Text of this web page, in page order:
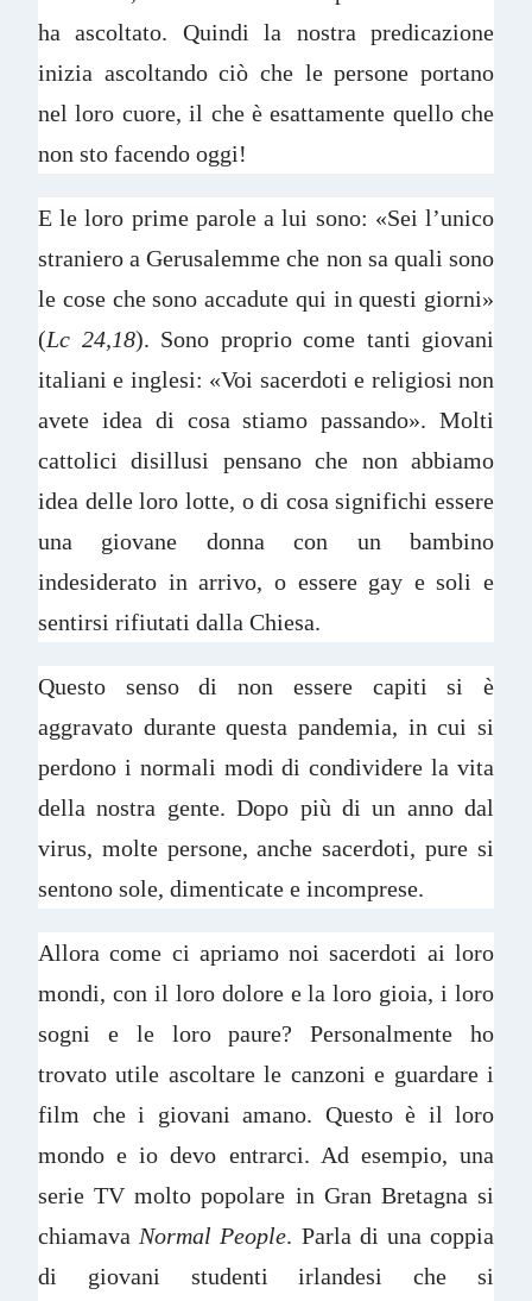
ha ascoltato. Quindi la nostra predicazione
inizia ascoltando ciò che le persone portano
nel loro cuore, il che è esattamente quello che
non sto facendo oggi!
E le loro prime parole a lui sono: «Sei l’unico
straniero a Gerusalemme che non sa quali sono
le cose che sono accadute qui in questi giorni»
(Lc 24,18). Sono proprio come tanti giovani
italiani e inglesi: «Voi sacerdoti e religiosi non
avete idea di cosa stiamo passando». Molti
cattolici disillusi pensano che non abbiamo
idea delle loro lotte, o di cosa significhi essere
una giovane donna con un bambino
indesiderato in arrivo, o essere gay e soli e
sentirsi rifiutati dalla Chiesa.
Questo senso di non essere capiti si è
aggravato durante questa pandemia, in cui si
perdono i normali modi di condividere la vita
della nostra gente. Dopo più di un anno dal
virus, molte persone, anche sacerdoti, pure si
sentono sole, dimenticate e incomprese.
Allora come ci apriamo noi sacerdoti ai loro
mondi, con il loro dolore e la loro gioia, i loro
sogni e le loro paure? Personalmente ho
trovato utile ascoltare le canzoni e guardare i
film che i giovani amano. Questo è il loro
mondo e io devo entrarci. Ad esempio, una
serie TV molto popolare in Gran Bretagna si
chiamava Normal People. Parla di una coppia
di giovani studenti irlandesi che si